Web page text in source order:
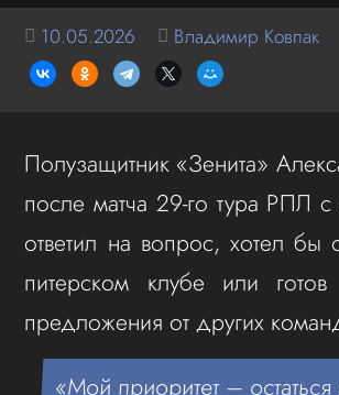
10.05.2026 Владимир Ковпак
Полузащитник «Зенита»
после матча 29-го тура РПЛ
ответил на вопрос, хотел бы
питерском клубе или готов
предложения от других
«Мой приоритет –